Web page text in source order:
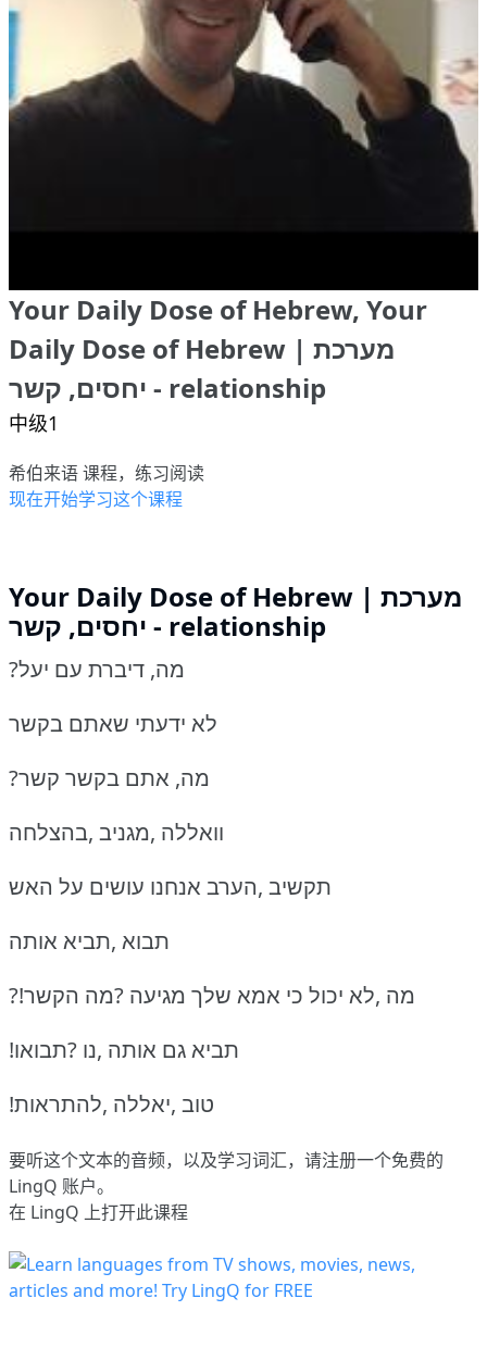
Your Daily Dose of Hebrew, Your
Daily Dose of Hebrew | מערכת
יחסים, קשר - relationship
中级1
希伯来语 课程，练习阅读
现在开始学习这个课程
Your Daily Dose of Hebrew | מערכת
יחסים, קשר - relationship
?מה, דיברת עם יעל
לא ידעתי שאתם בקשר
?מה, אתם בקשר קשר
וואללה ,מגניב ,בהצלחה
תקשיב ,הערב אנחנו עושים על האש
תבוא ,תביא אותה
?!מה ,לא יכול כי אמא שלך מגיעה ?מה הקשר
!תביא גם אותה ,נו ?תבואו
!טוב ,יאללה ,להתראות
要听这个文本的音频，以及学习词汇，请注册一个免费的
LingQ 账户。
在 LingQ 上打开此课程